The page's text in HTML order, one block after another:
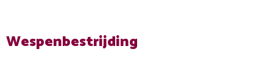
Wespenbestrijding